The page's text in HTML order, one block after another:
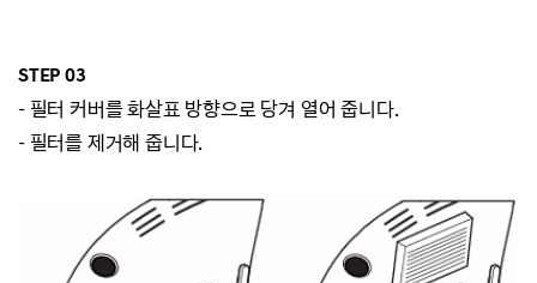
STEP 03
- 필터 커버를 화살표 방향으로 당겨 열어 줍니다.
- 필터를 제거해 줍니다.